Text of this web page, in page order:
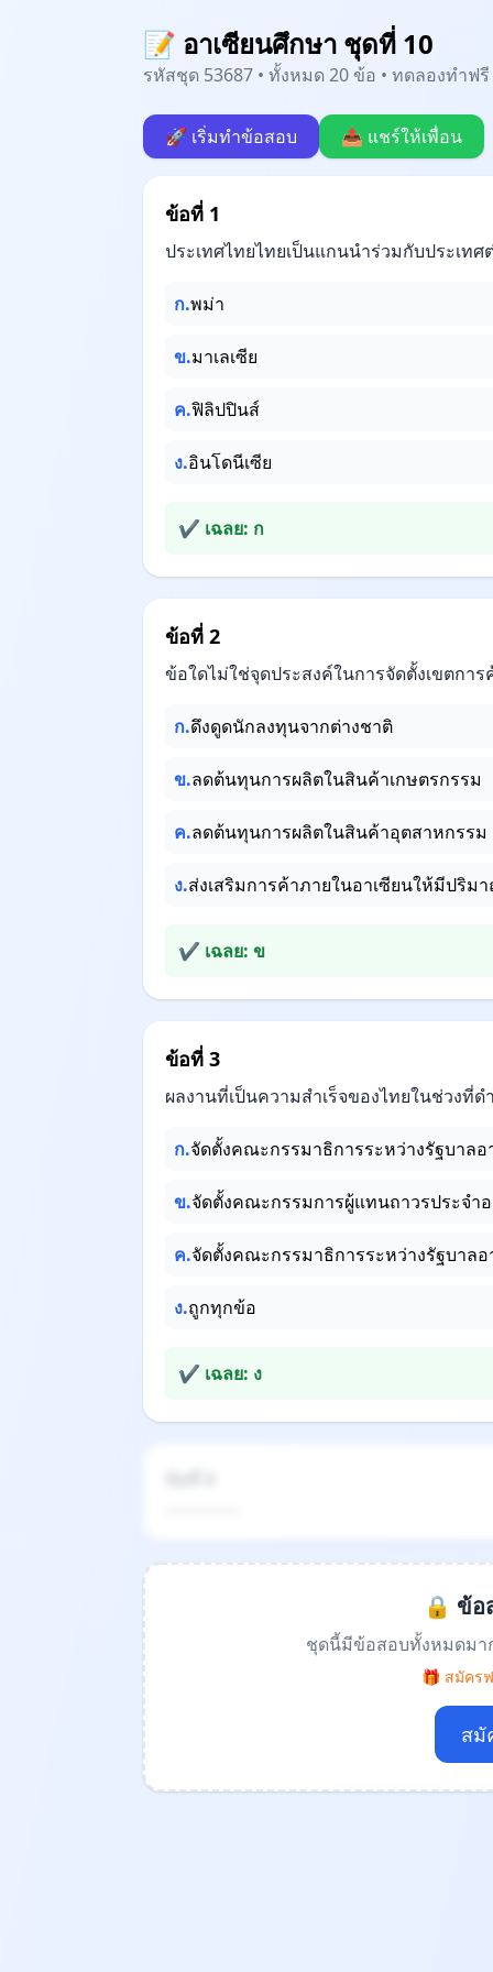
📝 อาเซียนศึกษา ชุดที่ 10
รหัสชุด 53687 • ทั้งหมด 20 ข้อ • ทดลองทำฟ
🚀 เริ่มทำข้อสอบ 📤 แชร์ให้เพื่อน
ข้อที่ 1
ประเทศไทยไทยเป็นแกนนำร่วมกับประเท
ก.พม่า
ข.มาเลเซีย
ค.ฟิลิปปินส์
ง.อินโดนีเซีย
✔ เฉลย: ก
ข้อที่ 2
ข้อใดไม่ใช่จุดประสงค์ในการจัดตั้งเขตการ
ก.ดึงดูดนักลงทุนจากต่างชาติ
ข.ลดต้นทุนการผลิตในสินค้าเกษตรกรรม
ค.ลดต้นทุนการผลิตในสินค้าอุตสาหกรรม
ง.ส่งเสริมการค้าภายในอาเซียนให้มีปริม
✔ เฉลย: ข
ข้อที่ 3
ผลงานที่เป็นความสำเร็จของไทยในช่วงที่
ก.จัดตั้งคณะกรรมาธิการระหว่างรัฐบาลอ
ข.จัดตั้งคณะกรรมการผู้แทนถาวรประจำ
ค.จัดตั้งคณะกรรมาธิการระหว่างรัฐบาล
ง.ถูกทุกข้อ
✔ เฉลย: ง
🔒 ข้อ
ชุดนี้มีข้อสอบทั้งหมดมา
🎁 สมัคร
สมั